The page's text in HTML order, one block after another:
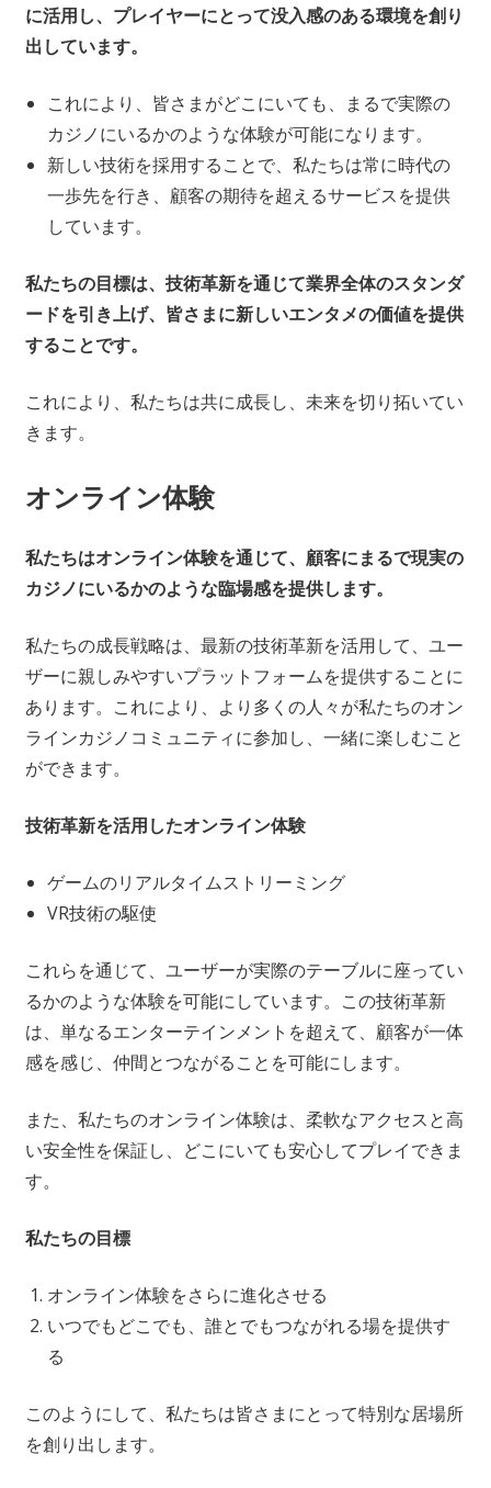
に活用し、プレイヤーにとって没入感のある環境を創り
出しています。
これにより、皆さまがどこにいても、まるで実際の
カジノにいるかのような体験が可能になります。
新しい技術を採用することで、私たちは常に時代の
一歩先を行き、顧客の期待を超えるサービスを提供
しています。
私たちの目標は、技術革新を通じて業界全体のスタンダ
ードを引き上げ、皆さまに新しいエンタメの価値を提供
することです。
これにより、私たちは共に成長し、未来を切り拓いてい
きます。
オンライン体験
私たちはオンライン体験を通じて、顧客にまるで現実の
カジノにいるかのような臨場感を提供します。
私たちの成長戦略は、最新の技術革新を活用して、ユー
ザーに親しみやすいプラットフォームを提供することに
あります。これにより、より多くの人々が私たちのオン
ラインカジノコミュニティに参加し、一緒に楽しむこと
ができます。
技術革新を活用したオンライン体験
ゲームのリアルタイムストリーミング
VR技術の駆使
これらを通じて、ユーザーが実際のテーブルに座ってい
るかのような体験を可能にしています。この技術革新
は、単なるエンターテインメントを超えて、顧客が一体
感を感じ、仲間とつながることを可能にします。
また、私たちのオンライン体験は、柔軟なアクセスと高
い安全性を保証し、どこにいても安心してプレイできま
す。
私たちの目標
オンライン体験をさらに進化させる
いつでもどこでも、誰とでもつながれる場を提供す
る
このようにして、私たちは皆さまにとって特別な居場所
を創り出します。